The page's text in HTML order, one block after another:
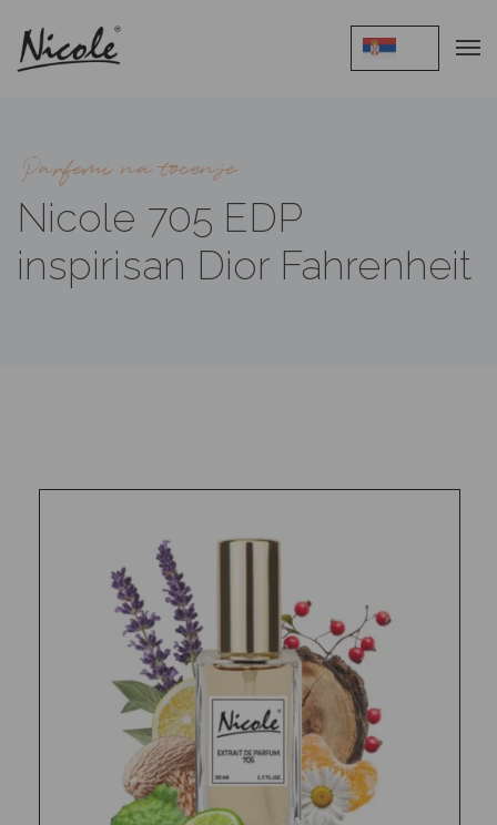
Parfemi na tocenje
Nicole 705 EDP
inspirisan Dior Fahrenheit